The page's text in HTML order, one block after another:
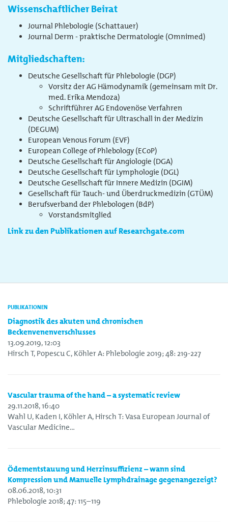
Wissenschaftlicher Beirat
Journal Phlebologie (Schattauer)
Journal Derm - praktische Dermatologie (Omnimed)
Mitgliedschaften:
Deutsche Gesellschaft für Phlebologie (DGP)
Vorsitz der AG Hämodynamik (gemeinsam mit Dr.
med. Erika Mendoza)
Schriftführer AG Endovenöse Verfahren
Deutsche Gesellschaft für Ultraschall in der Medizin
(DEGUM)
European Venous Forum (EVF)
European College of Phlebology (ECoP)
Deutsche Gesellschaft für Angiologie (DGA)
Deutsche Gesellschaft für Lymphologie (DGL)
Deutsche Gesellschaft für Innere Medizin (DGIM)
Gesellschaft für Tauch- und Überdruckmedizin (GTÜM)
Berufsverband der Phlebologen (BdP)
Vorstandsmitglied
Link zu den Publikationen auf Researchgate.com
PUBLIKATIONEN
Diagnostik des akuten und chronischen
Beckenvenenverschlusses
13.09.2019, 12:03
Hirsch T, Popescu C, Köhler A: Phlebologie 2019; 48: 219-227
Vascular trauma of the hand – a systematic review
29.11.2018, 16:40
Wahl U, Kaden I, Köhler A, Hirsch T: Vasa European Journal of
Vascular Medicine…
Ödementstauung und Herzinsuffizienz – wann sind
Kompression und Manuelle Lymphdrainage gegenangezeigt?
08.06.2018, 10:31
Phlebologie 2018; 47: 115–119